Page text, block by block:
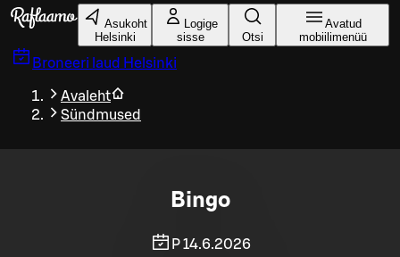
Liigu peamise sisu juurde
Asukoht
Helsinki
Logige
sisse
Otsi
Avatud
mobiilimenüü
Broneeri laud Helsinki
Avaleht
Sündmused
Bingo
P 14.6.2026